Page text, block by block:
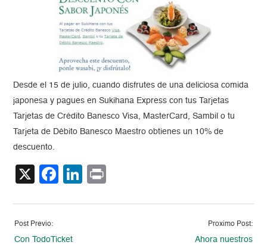
Desde el 15 de julio, cuando disfrutes de una deliciosa comida
japonesa y pagues en Sukihana Express con tus Tarjetas
Tarjetas de Crédito Banesco Visa, MasterCard, Sambil o tu
Tarjeta de Débito Banesco Maestro obtienes un 10% de
descuento.
X Facebook
LinkedIn
Post Previo:
Con TodoTicket
Proximo Post:
Ahora nuestros